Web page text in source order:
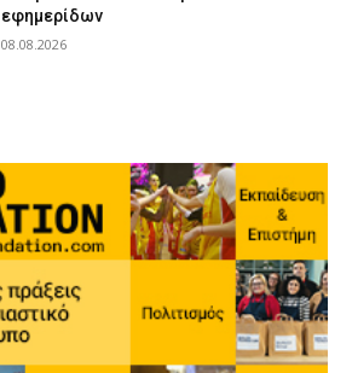
εφημερίδων
08.08.2026